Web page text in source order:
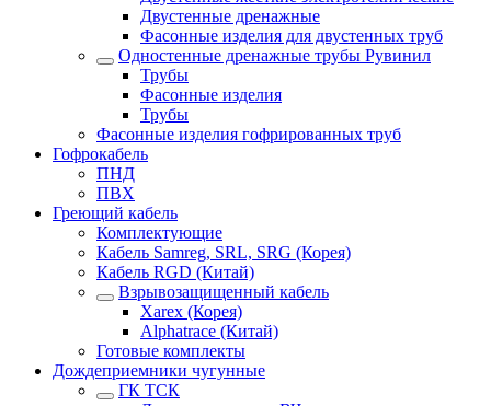
Двустенные дренажные
Фасонные изделия для двустенных труб
Одностенные дренажные трубы Рувинил
Трубы
Фасонные изделия
Трубы
Фасонные изделия гофрированных труб
Гофрокабель
ПНД
ПВХ
Греющий кабель
Комплектующие
Кабель Samreg, SRL, SRG (Корея)
Кабель RGD (Китай)
Взрывозащищенный кабель
Xarex (Корея)
Alphatrace (Китай)
Готовые комплекты
Дождеприемники чугунные
ГК ТСК